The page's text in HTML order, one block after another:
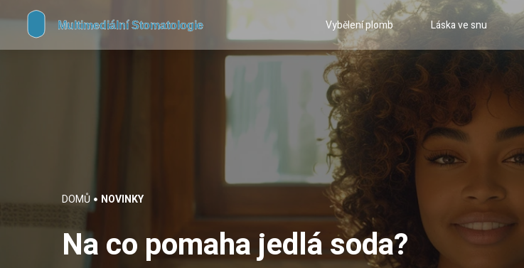
Vybělení plomb Láska ve snu
DOMŮ NOVINKY
Na co pomaha jedlá soda?